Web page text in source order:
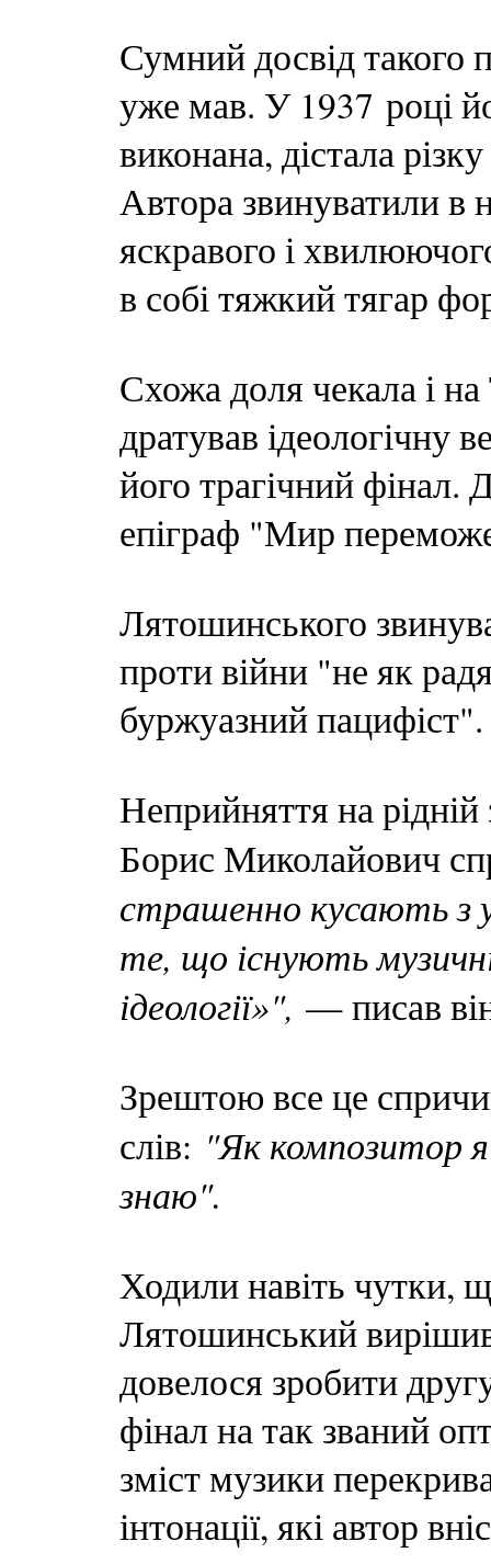
Сумний досвід
уже мав. У 1937 році
виконана, дістала
Автора звинуватили в
яскравого і
в собі тяжкий тягар
Схожа доля чекала і
дратував ідеологічну
його трагічний фінал.
епіграф "Мир
Лятошинського
проти війни "не як
буржуазний пацифіст".
Неприйняття на рідній
Борис Миколайович
страшенно кусають з
те, що існують
ідеології»", — писав
Зрештою все це
слів: "Як композитор
знаю".
Ходили навіть чутки,
Лятошинський
довелося зробити
фінал на так званий
зміст музики
інтонації, які автор